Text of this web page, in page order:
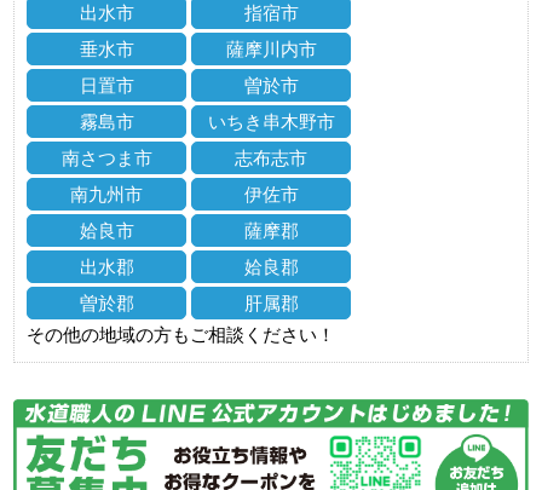
出水市
指宿市
垂水市
薩摩川内市
日置市
曽於市
霧島市
いちき串木野市
南さつま市
志布志市
南九州市
伊佐市
姶良市
薩摩郡
出水郡
姶良郡
曽於郡
肝属郡
その他の地域の方もご相談ください！